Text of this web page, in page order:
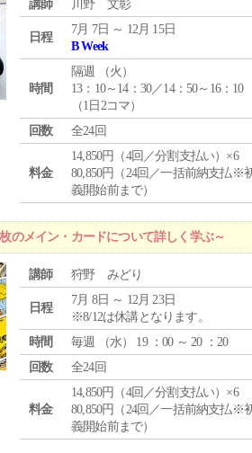
講師 川野 文彰
日程
7月 7日 ～ 12月 15日
B Week
時間
隔週 （火 ）
13：10～14：30／14：50～16：10
（1日2コマ）
回数
全24回
料金
14,850円（4回／分割支払い）×6
80,850円（24回／一括前納支払※
義開始前まで）
のメイン・カードについて詳しく学ぶ～
講師 狩野 みどり
日程
7月 8日 ～ 12月 23日
※8/12は休講となります。
時間
毎週 （水） 19 ：00 ～ 20 ：20
回数
全24回
料金
14,850円（4回／分割支払い）×6
80,850円（24回／一括前納支払※
義開始前まで）